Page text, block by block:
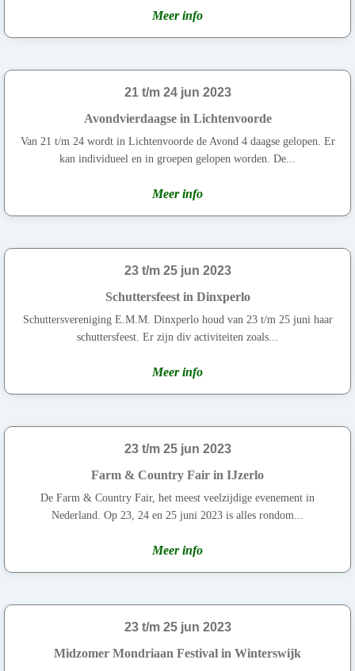
Meer info
21 t/m 24 jun 2023
Avondvierdaagse in Lichtenvoorde
Van 21 t/m 24 wordt in Lichtenvoorde de Avond 4 daagse gelopen. Er
kan individueel en in groepen gelopen worden. De...
Meer info
23 t/m 25 jun 2023
Schuttersfeest in Dinxperlo
Schuttersvereniging E.M.M. Dinxperlo houd van 23 t/m 25 juni haar
schuttersfeest. Er zijn div activiteiten zoals...
Meer info
23 t/m 25 jun 2023
Farm & Country Fair in IJzerlo
De Farm & Country Fair, het meest veelzijdige evenement in
Nederland. Op 23, 24 en 25 juni 2023 is alles rondom...
Meer info
23 t/m 25 jun 2023
Midzomer Mondriaan Festival in Winterswijk